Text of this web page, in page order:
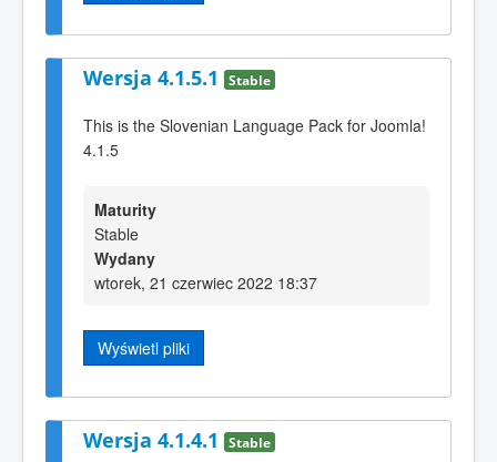
Wersja 4.1.5.1 Stable
This is the Slovenian Language Pack for Joomla!
4.1.5
Maturity
Stable
Wydany
wtorek, 21 czerwiec 2022 18:37
Wyświetl pliki
Wersja 4.1.4.1 Stable